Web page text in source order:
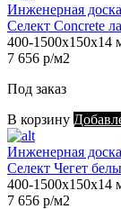
Инженерная
Селект Concrete
400-1500х150х14
7 656 р/м2
Под заказ
В корзину
Инженерная
Селект Чегет
400-1500х150х14
7 656 р/м2